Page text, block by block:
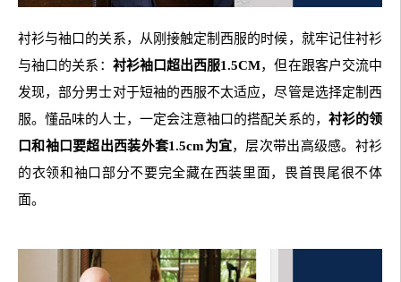
衬衫与袖口的关系，从刚接触定制西服的时候，就牢记住衬衫
与袖口的关系： 衬衫袖口超出西服1.5CM，但在跟客户交流中
发现，部分男士对于短袖的西服不太适应，尽管是选择定制西
服。懂品味的人士，一定会注意袖口的搭配关系的， 衬衫的领
口和袖口要超出西装外套1.5cm为宜，层次带出高级感。衬衫
的衣领和袖口部分不要完全藏在西装里面，畏首畏尾很不体
面。